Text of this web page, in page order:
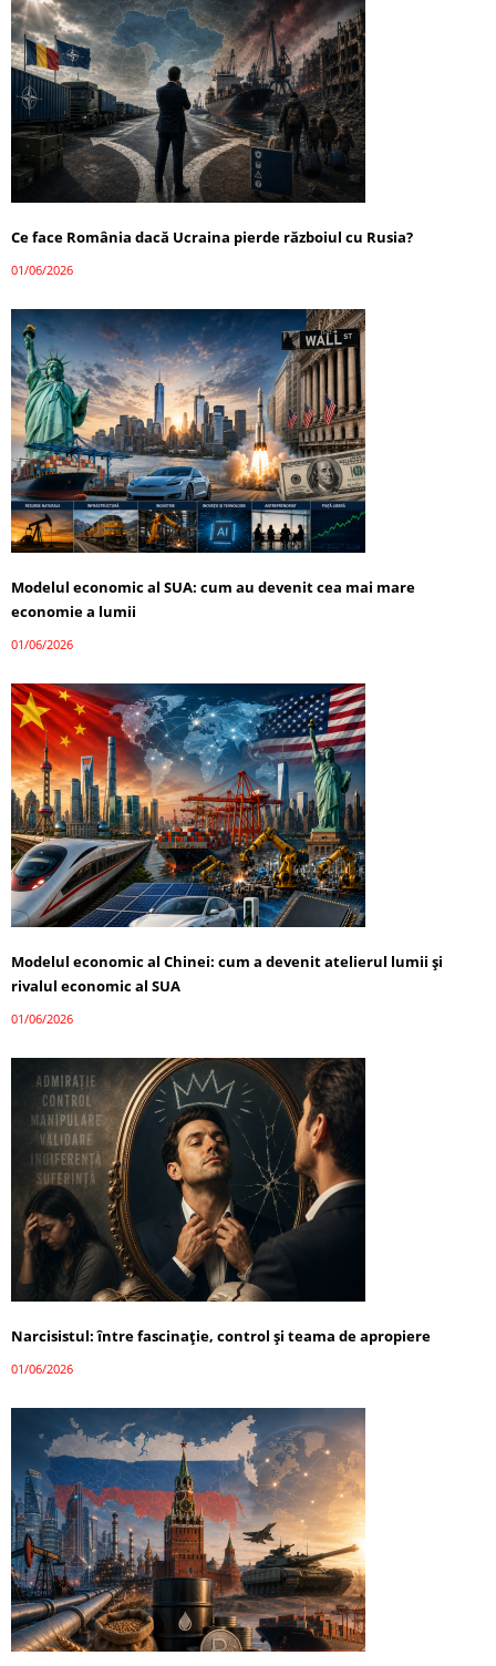
Ce face România dacă Ucraina pierde războiul cu Rusia?
01/06/2026
Modelul economic al SUA: cum au devenit cea mai mare
economie a lumii
01/06/2026
Modelul economic al Chinei: cum a devenit atelierul lumii și
rivalul economic al SUA
01/06/2026
Narcisistul: între fascinație, control și teama de apropiere
01/06/2026